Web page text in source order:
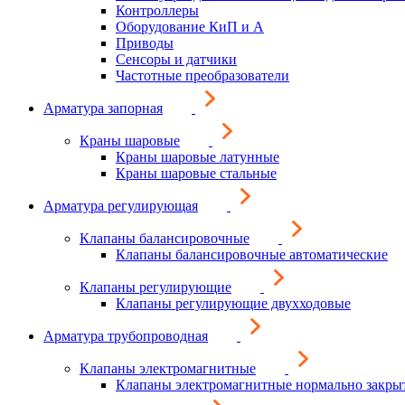
Контроллеры
Оборудование КиП и А
Приводы
Сенсоры и датчики
Частотные преобразователи
Арматура запорная
Краны шаровые
Краны шаровые латунные
Краны шаровые стальные
Арматура регулирующая
Клапаны балансировочные
Клапаны балансировочные автоматические
Клапаны регулирующие
Клапаны регулирующие двухходовые
Арматура трубопроводная
Клапаны электромагнитные
Клапаны электромагнитные нормально